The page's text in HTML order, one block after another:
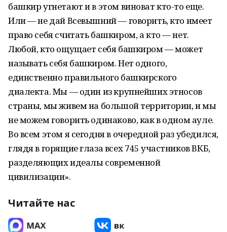
башкир угнетают и в этом виноват кто-то еще.
Или — не дай Всевышний — говорить, кто имеет
право себя считать башкиром, а кто — нет.
Любой, кто ощущает себя башкиром — может
называть себя башкиром. Нет одного,
единственно правильного башкирского
диалекта. Мы — один из крупнейших этносов
страны, мы живем на большой территории, и мы
не можем говорить одинаково, как в одном ауле.
Во всем этом я сегодня в очередной раз убедился,
глядя в горящие глаза всех 745 участников ВКБ,
разделяющих идеалы современной
цивилизации».
Читайте нас